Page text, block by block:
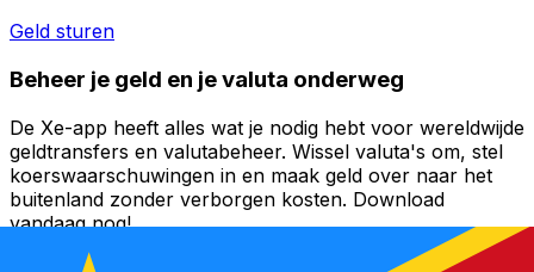
Geld sturen
Beheer je geld en je valuta onderweg
De Xe-app heeft alles wat je nodig hebt voor wereldwijde
geldtransfers en valutabeheer. Wissel valuta's om, stel
koerswaarschuwingen in en maak geld over naar het
buitenland zonder verborgen kosten. Download
vandaag nog!